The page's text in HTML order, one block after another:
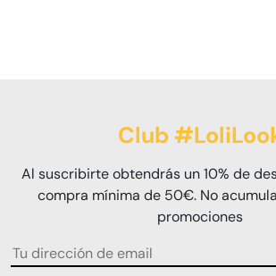
Club
Al suscribirte obtendrás un 10% de
compra mínima de 50€. No
promociones